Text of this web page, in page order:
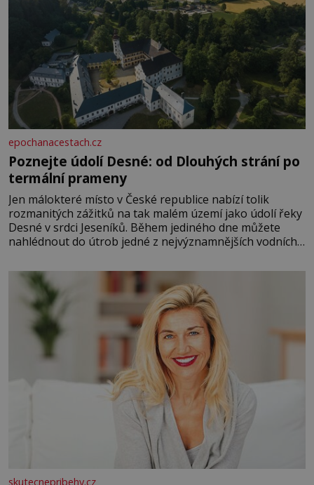
epochanacestach.cz
Poznejte údolí Desné: od Dlouhých strání po
termální prameny
Jen málokteré místo v České republice nabízí tolik
rozmanitých zážitků na tak malém území jako údolí řeky
Desné v srdci Jeseníků. Během jediného dne můžete
nahlédnout do útrob jedné z nejvýznamnějších vodních
se na koloběžce a den zakončit poznáváním památek ve
Velkých Losinách nebo v termálním
skutecnepribehy.cz